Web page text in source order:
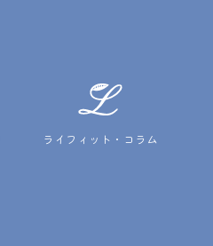
ライフィット・コラム